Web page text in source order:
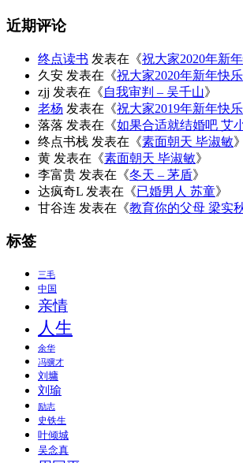
近期评论
终点读书 发表在《祝大家2020年新
久安 发表在《祝大家2020年新年快乐
zjj 发表在《自我审判 – 吴千山》
老杨 发表在《祝大家2019年新年快
落落 发表在《如果合适就结婚吧 艾
终点书栈 发表在《素面朝天 毕淑敏》
黄 发表在《素面朝天 毕淑敏》
李富贵 发表在《冬天 – 茅盾》
达疯奇L 发表在《已婚男人 苏童》
甘谷连 发表在《教育你的父母 梁实
标签
三毛
中国
亲情
人生
余华
冯骥才
刘墉
刘瑜
励志
史铁生
叶倾城
吴念真